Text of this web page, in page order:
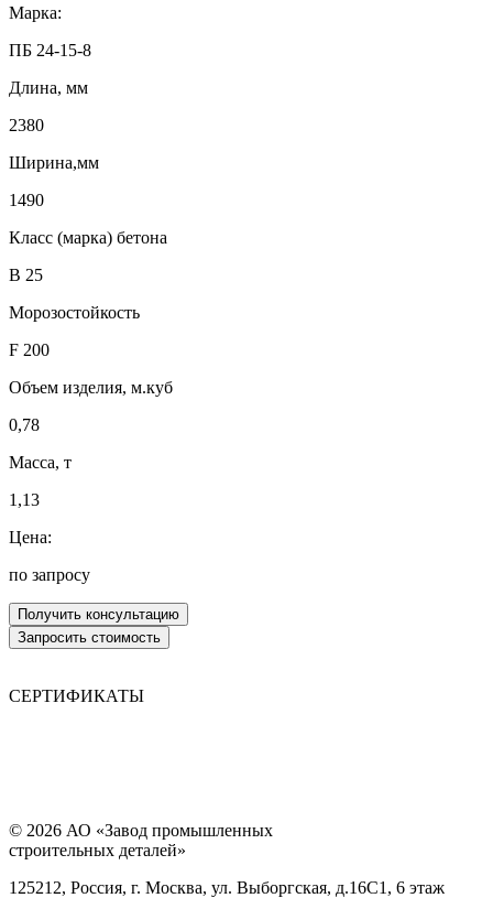
Марка:
ПБ 24-15-8
Длина, мм
2380
Ширина,мм
1490
Класс (марка) бетона
В 25
Морозостойкость
F 200
Объем изделия, м.куб
0,78
Масса, т
1,13
Цена:
по запросу
СЕРТИФИКАТЫ
© 2026 АО «Завод промышленных
строительных деталей»
125212, Россия, г. Москва, ул. Выборгская, д.16С1, 6 этаж